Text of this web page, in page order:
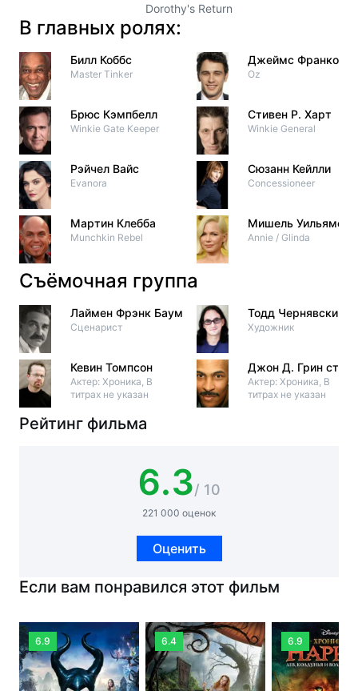
Dorothy's Return
В главных ролях:
Билл Коббс
Master Tinker
Брюс Кэмпбелл
Winkie Gate Keeper
Рэйчел Вайс
Evanora
Мартин Клебба
Munchkin Rebel
Джеймс Франко
Oz
Стивен Р. Харт
Winkie General
Сюзанн Кейлли
Concessioneer
Мишель Уильямс
Annie / Glinda
Съёмочная группа
Лаймен Фрэнк Баум
Сценарист
Кевин Томпсон
Актер: Хроника, В
титрах не указан
Тодд Чернявски
Художник
Джон Д. Грин ст.
Актер: Хроника, В
титрах не указан
Рейтинг фильма
6.3/ 10
221 000 оценок
Оценить
Если вам понравился этот фильм
6.9 6.4 6.9